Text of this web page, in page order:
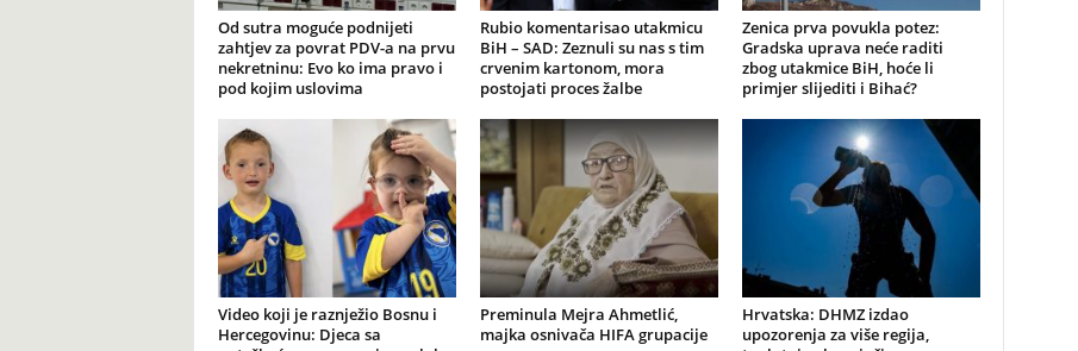
Od sutra moguće podnijeti
zahtjev za povrat PDV-a na prvu
nekretninu: Evo ko ima pravo i
pod kojim uslovima
Rubio komentarisao utakmicu
BiH – SAD: Zeznuli su nas s tim
crvenim kartonom, mora
postojati proces žalbe
Zenica prva povukla potez:
Gradska uprava neće raditi
zbog utakmice BiH, hoće li
primjer slijediti i Bihać?
Video koji je raznježio Bosnu i
Hercegovinu: Djeca sa
Preminula Mejra Ahmetlić,
majka osnivača HIFA grupacije
Hrvatska: DHMZ izdao
upozorenja za više regija,